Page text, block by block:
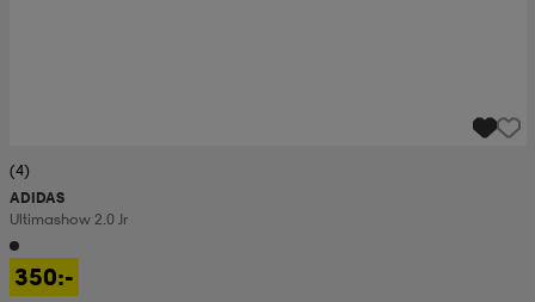
(4)
ADIDAS
Ultimashow 2.0 Jr
350:-